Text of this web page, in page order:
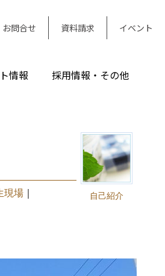
お問合せ 資料請求 イベント
情報 採用情報・その他
自己紹介
現場